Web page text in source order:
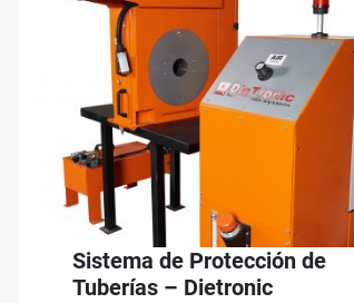
Sistema de Protección de
Tuberías – Dietronic